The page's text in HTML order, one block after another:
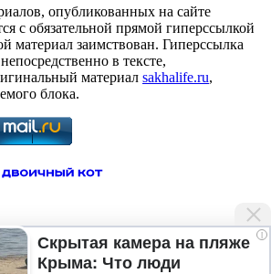
опубликованных на сайте
с обязательной прямой гиперссылкой
материал заимствован. Гиперссылка
в тексте,
материал sakhalife.ru,
блока.
i
Скрытая камера на пляже
Крыма: Что люди